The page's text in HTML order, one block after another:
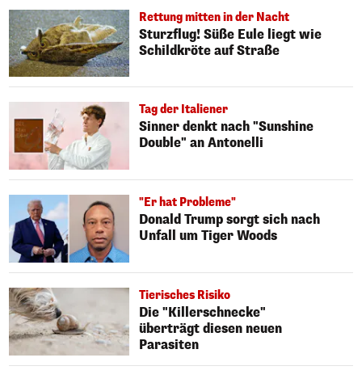
Rettung mitten in der Nacht
Sturzflug! Süße Eule liegt wie
Schildkröte auf Straße
Tag der Italiener
Sinner denkt nach "Sunshine
Double" an Antonelli
"Er hat Probleme"
Donald Trump sorgt sich nach
Unfall um Tiger Woods
Tierisches Risiko
Die "Killerschnecke"
überträgt diesen neuen
Parasiten